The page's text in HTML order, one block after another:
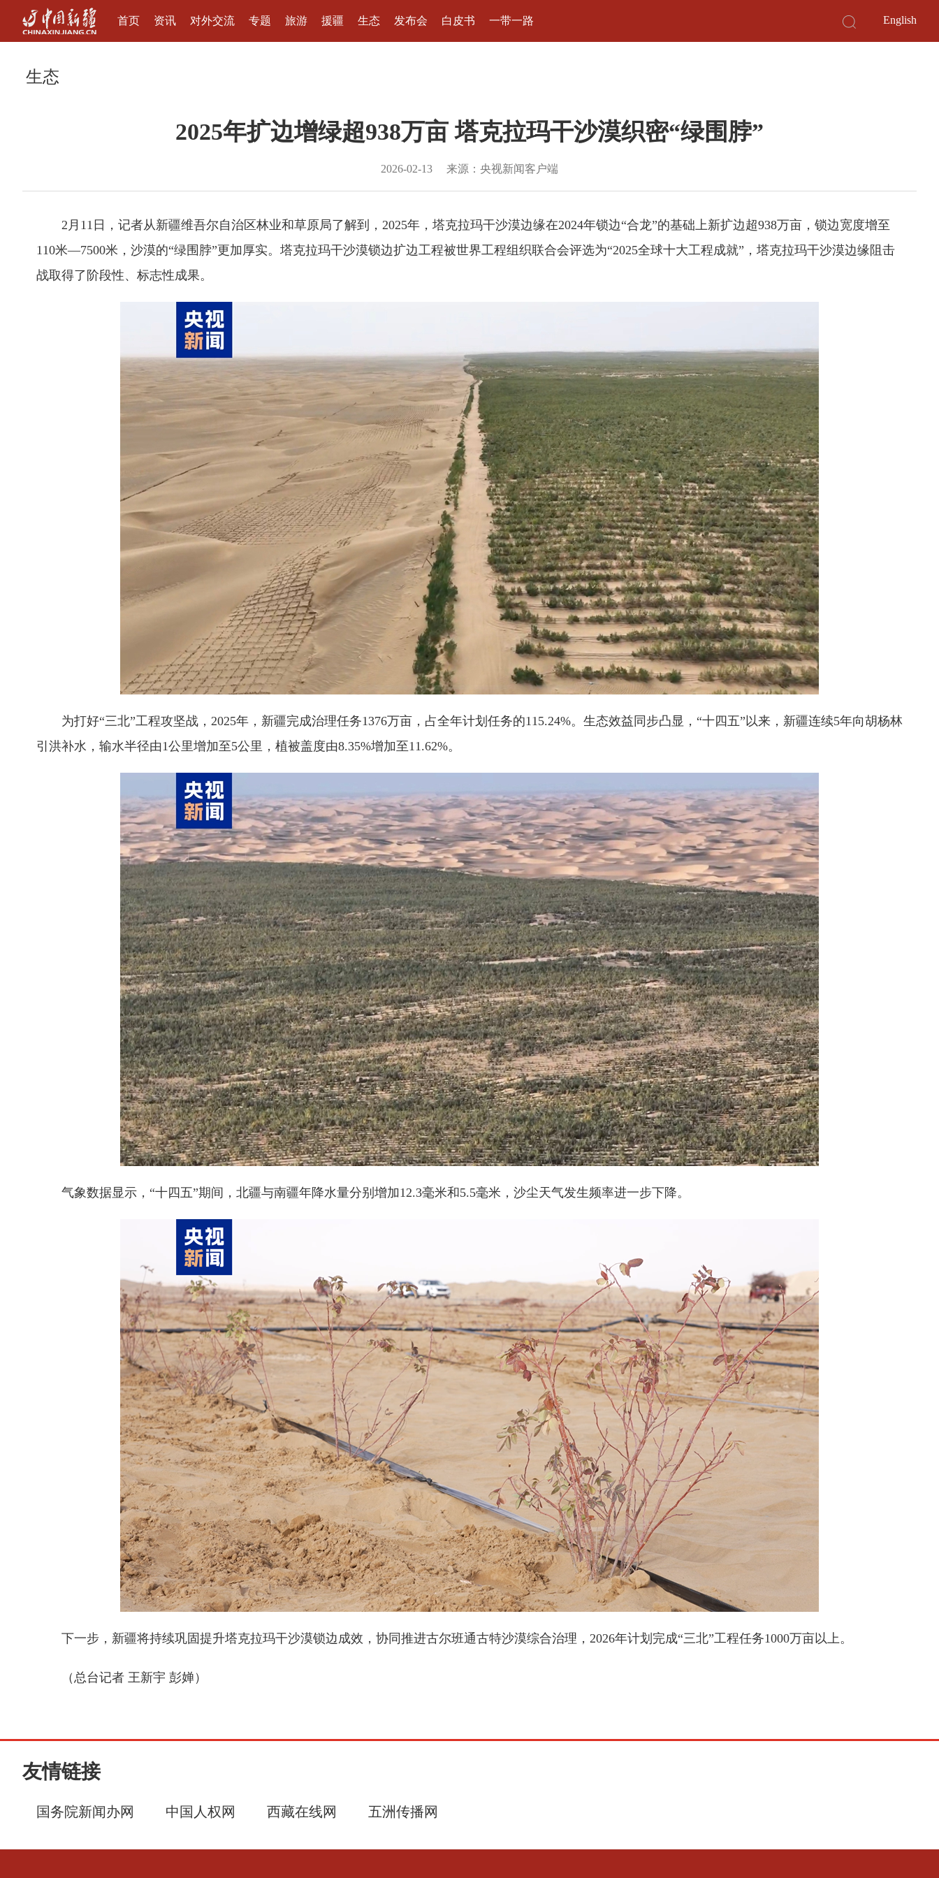
首页 资讯 对外交流 专题 旅游 援疆 生态 发布会 白皮书 一带一路 English
生态
2025年扩边增绿超938万亩 塔克拉玛干沙漠织密“绿围脖”
2026-02-13 来源：央视新闻客户端
2月11日，记者从新疆维吾尔自治区林业和草原局了解到，2025年，塔克拉玛干沙漠边缘在2024年锁边“合龙”的基础上新扩边超938万亩，锁边宽度增至
110米—7500米，沙漠的“绿围脖”更加厚实。塔克拉玛干沙漠锁边扩边工程被世界工程组织联合会评选为“2025全球十大工程成就”，塔克拉玛干沙漠边缘阻击
战取得了阶段性、标志性成果。
为打好“三北”工程攻坚战，2025年，新疆完成治理任务1376万亩，占全年计划任务的115.24%。生态效益同步凸显，“十四五”以来，新疆连续5年向胡杨林
引洪补水，输水半径由1公里增加至5公里，植被盖度由8.35%增加至11.62%。
气象数据显示，“十四五”期间，北疆与南疆年降水量分别增加12.3毫米和5.5毫米，沙尘天气发生频率进一步下降。
下一步，新疆将持续巩固提升塔克拉玛干沙漠锁边成效，协同推进古尔班通古特沙漠综合治理，2026年计划完成“三北”工程任务1000万亩以上。
（总台记者 王新宇 彭婵）
友情链接
国务院新闻办网 中国人权网 西藏在线网 五洲传播网